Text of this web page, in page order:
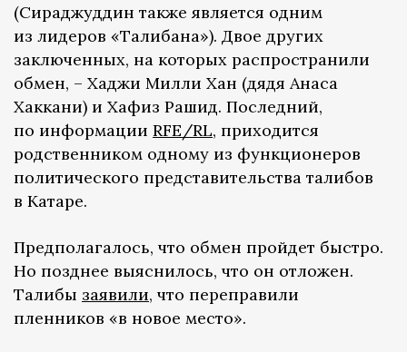
(Сираджуддин также является одним
из лидеров «Талибана»). Двое других
заключенных, на которых распространили
обмен, – Хаджи Милли Хан (дядя Анаса
Хаккани) и Хафиз Рашид. Последний,
по информации RFE/RL, приходится
родственником одному из функционеров
политического представительства талибов
в Катаре.
Предполагалось, что обмен пройдет быстро.
Но позднее выяснилось, что он отложен.
Талибы заявили, что переправили
пленников «в новое место».